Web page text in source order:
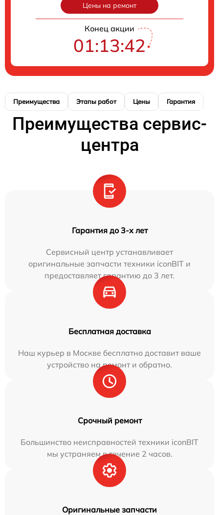
Цены на ремонт
Конец акции
01:13:41
Преимущества Этапы работ Цены Гарантия
Преимущества сервис-
центра
Гарантия до 3-х лет
Сервисный центр устанавливает
оригинальные запчасти техники iconBIT и
предоставляет гарантию до 3 лет.
Бесплатная доставка
Наш курьер в Москве бесплатно доставит ваше
устройство на ремонт и обратно.
Срочный ремонт
Большинство неисправностей техники iconBIT
мы устраняем в течение 2 часов.
Оригинальные запчасти